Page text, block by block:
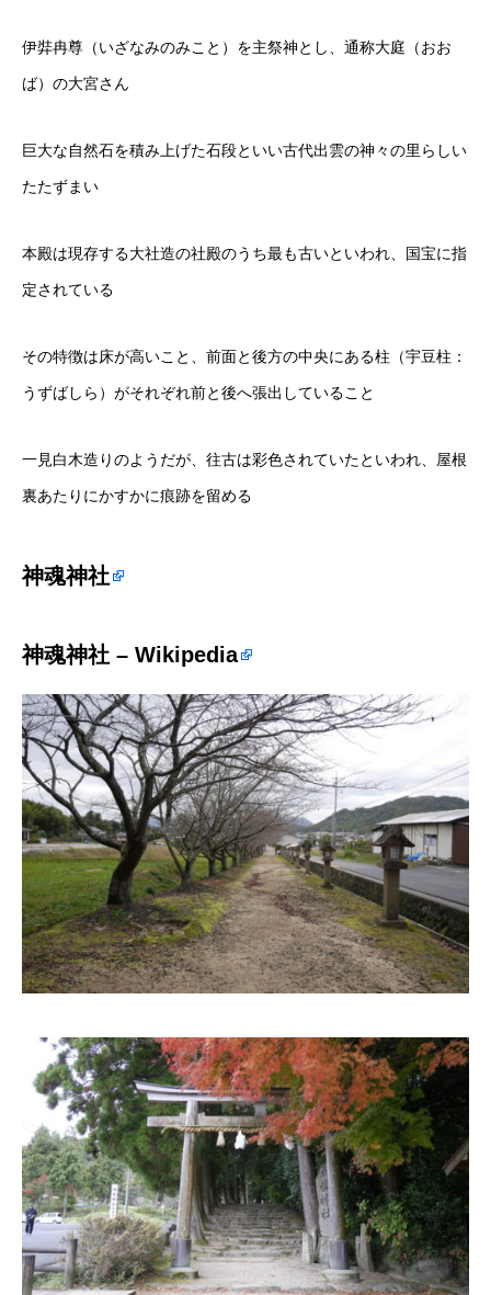
伊弉冉尊（いざなみのみこと）を主祭神とし、通称大庭（おお
ば）の大宮さん
巨大な自然石を積み上げた石段といい古代出雲の神々の里らしい
たたずまい
本殿は現存する大社造の社殿のうち最も古いといわれ、国宝に指
定されている
その特徴は床が高いこと、前面と後方の中央にある柱（宇豆柱：
うずばしら）がそれぞれ前と後へ張出していること
一見白木造りのようだが、往古は彩色されていたといわれ、屋根
裏あたりにかすかに痕跡を留める
神魂神社
神魂神社 – Wikipedia